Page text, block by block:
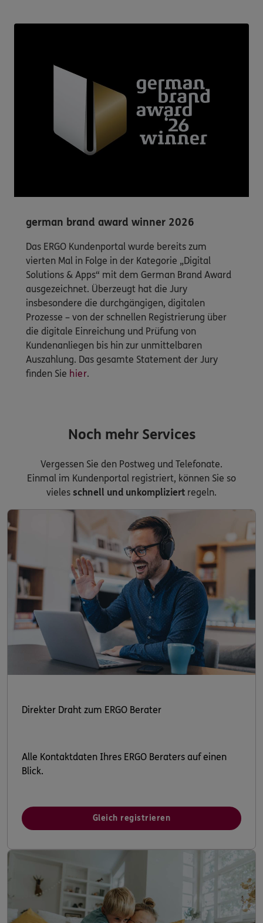
german brand award winner 2026
Das ERGO Kundenportal wurde bereits zum
vierten Mal in Folge in der Kategorie „Digital
Solutions & Apps“ mit dem German Brand Award
ausgezeichnet. Überzeugt hat die Jury
insbesondere die durchgängigen, digitalen
Prozesse – von der schnellen Registrierung über
die digitale Einreichung und Prüfung von
Kundenanliegen bis hin zur unmittelbaren
Auszahlung. Das gesamte Statement der Jury
finden Sie hier.
Noch mehr Services
Vergessen Sie den Postweg und Telefonate.
Einmal im Kundenportal registriert, können Sie so
vieles schnell und unkompliziert regeln.
Direkter Draht zum ERGO Berater
Alle Kontaktdaten Ihres ERGO Beraters auf einen
Blick.
Gleich registrieren